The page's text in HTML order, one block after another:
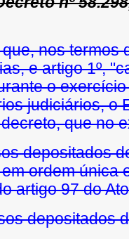
nos
e artigo 1º,
o
judiciários, o
que no
depositados
ordem
artigo 97 do
depositados